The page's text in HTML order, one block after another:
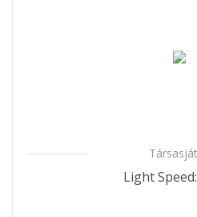
Light